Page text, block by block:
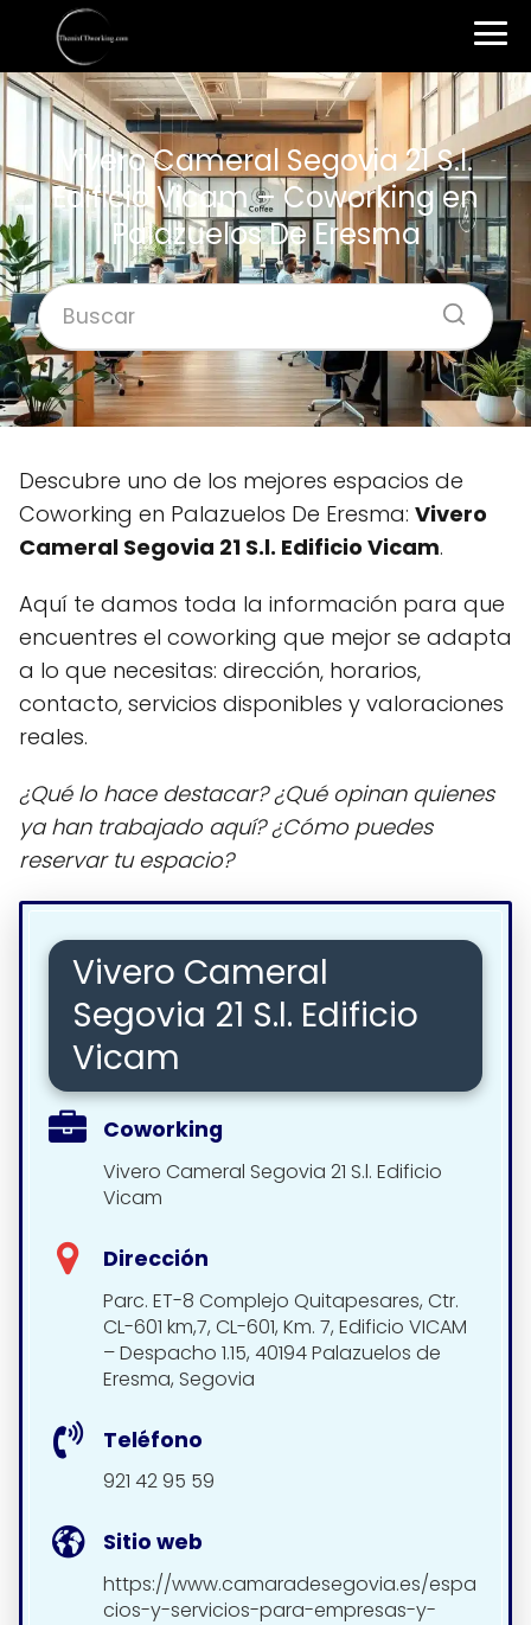
Vivero Cameral Segovia 21 S.l.
Edificio Vicam – Coworking en
Palazuelos De Eresma
Descubre uno de los mejores espacios de
Coworking en Palazuelos De Eresma: Vivero
Cameral Segovia 21 S.l. Edificio Vicam.
Aquí te damos toda la información para que
encuentres el coworking que mejor se adapta
a lo que necesitas: dirección, horarios,
contacto, servicios disponibles y valoraciones
reales.
¿Qué lo hace destacar? ¿Qué opinan quienes
ya han trabajado aquí? ¿Cómo puedes
reservar tu espacio?
Vivero Cameral
Segovia 21 S.l. Edificio
Vicam
Coworking
Vivero Cameral Segovia 21 S.l. Edificio
Vicam
Dirección
Parc. ET-8 Complejo Quitapesares, Ctr.
CL-601 km,7, CL-601, Km. 7, Edificio VICAM
– Despacho 1.15, 40194 Palazuelos de
Eresma, Segovia
Teléfono
921 42 95 59
Sitio web
https://www.camaradesegovia.es/espa
cios-y-servicios-para-empresas-y-